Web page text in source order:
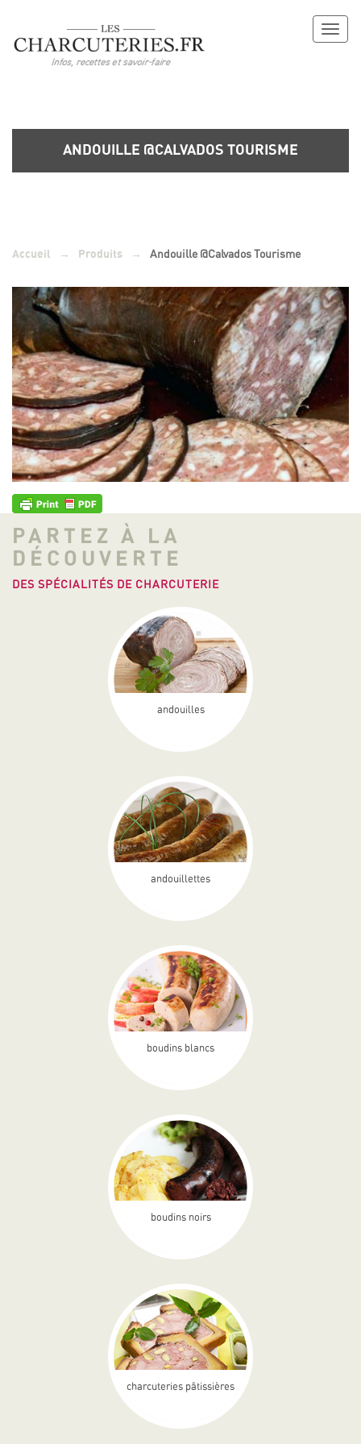
ANDOUILLE @CALVADOS TOURISME
Accueil → Produits → Andouille @Calvados Tourisme
PARTEZ À LA
DÉCOUVERTE
DES SPÉCIALITÉS DE CHARCUTERIE
andouilles
andouillettes
boudins blancs
boudins noirs
charcuteries pâtissières